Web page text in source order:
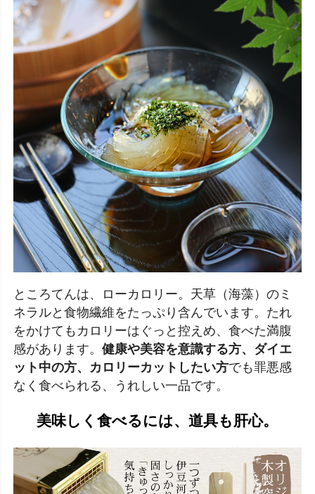
ところてんは、ローカロリー。天草（海藻）のミ
ネラルと食物繊維をたっぷり含んでいます。たれ
をかけてもカロリーはぐっと控えめ、食べた満腹
感があります。 健康や美容を意識する方、ダイエ
ット中の方、カロリーカットしたい方でも罪悪感
なく食べられる、うれしい一品です。
美味しく食べるには、道具も肝心。